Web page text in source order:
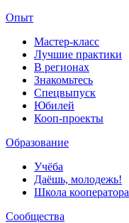
Опыт
Мастер-класс
Лучшие практики
В регионах
Знакомьтесь
Спецвыпуск
Юбилей
Кооп-проекты
Образование
Учёба
Даёшь, молодежь!
Школа кооператора
Сообщества